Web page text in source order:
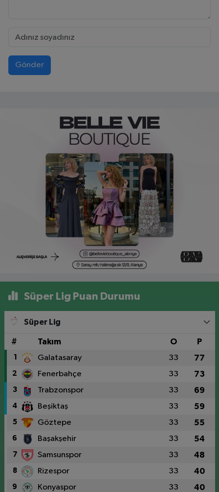
Gönder
Süper Lig Puan Durumu
Süper Lig
# Takım O P
1 Galatasaray 33 77
2 Fenerbahçe 33 73
3 Trabzonspor 33 69
4 Beşiktaş 33 59
5 Göztepe 33 55
6 Başakşehir 33 54
7 Samsunspor 33 48
8 Rizespor 33 40
9 Konyaspor 33 40